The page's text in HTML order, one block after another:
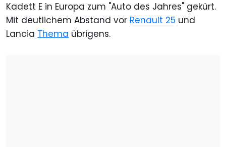
Kadett E in Europa zum "Auto des Jahres" gekürt.
Mit deutlichem Abstand vor Renault 25 und
Lancia Thema übrigens.